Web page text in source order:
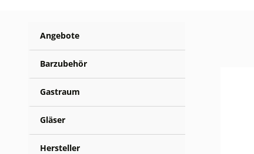
Angebote
Barzubehör
Gastraum
Gläser
Hersteller